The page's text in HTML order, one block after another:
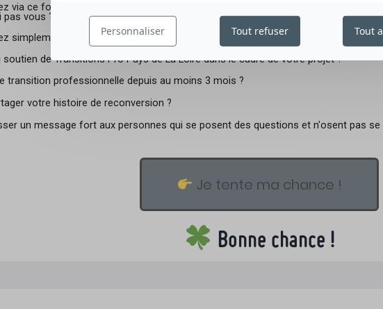
via ce formulaire. Un jury examinera soigneusement les candidatures et
vous ?
simplement remplir ces conditions :
de Transitions Pro Pays de La Loire dans le cadre de votre projet ?
transition professionnelle depuis au moins 3 mois ?
votre histoire de reconversion ?
un message fort aux personnes qui se posent des questions et n'osent pas se
Je tente ma chance !
Bonne chance !
Personnaliser Tout refuser Tout